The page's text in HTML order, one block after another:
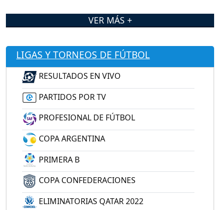
VER MÁS +
LIGAS Y TORNEOS DE FÚTBOL
RESULTADOS EN VIVO
PARTIDOS POR TV
PROFESIONAL DE FÚTBOL
COPA ARGENTINA
PRIMERA B
COPA CONFEDERACIONES
ELIMINATORIAS QATAR 2022